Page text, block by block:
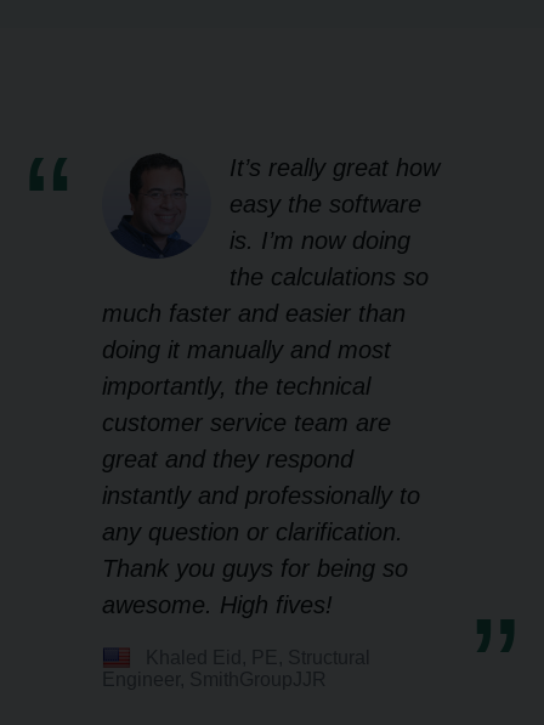
It’s really great how
easy the software
is. I’m now doing
the calculations so
much faster and easier than
doing it manually and most
importantly, the technical
customer service team are
great and they respond
instantly and professionally to
any question or clarification.
Thank you guys for being so
awesome. High fives!